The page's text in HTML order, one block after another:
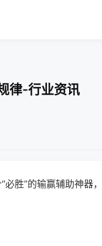
律-行业资讯
胜”的输赢辅助神器